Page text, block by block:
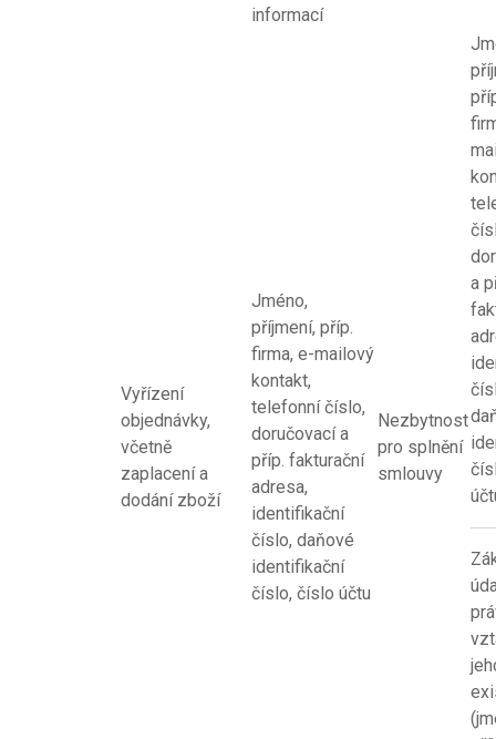
informací
Vyřízení
objednávky,
včetně
zaplacení a
dodání zboží
Jméno,
příjmení, příp.
firma, e-mailový
kontakt,
telefonní číslo,
doručovací a
příp. fakturační
adresa,
identifikační
číslo, daňové
identifikační
číslo, číslo účtu
Nezbytnost
pro splnění
smlouvy
a